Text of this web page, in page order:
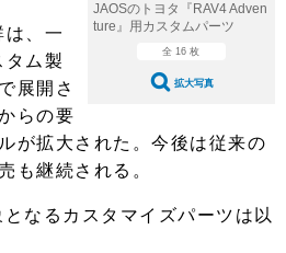
理
カーメーカー「旧車」関連プロジェ
クト
プロショップ検索
ジ
イベントレポート
JAOSのトヨタ『RAV4 Adven
ture』用カスタムパーツ
全 16 枚
拡大写真
は、一
タム製
展開さ
らの要
が拡大された。今後は従来の
も継続される。
なるカスタマイズパーツは以